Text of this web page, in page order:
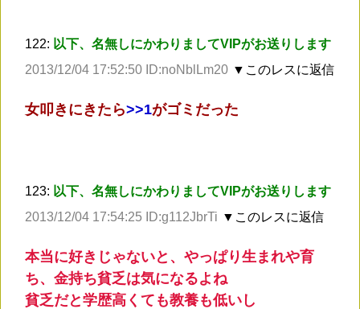
122: 以下、名無しにかわりましてVIPがお送りします
2013/12/04 17:52:50 ID:noNblLm20 ▼このレスに返信
女叩きにきたら>>1がゴミだった
123: 以下、名無しにかわりましてVIPがお送りします
2013/12/04 17:54:25 ID:g112JbrTi ▼このレスに返信
本当に好きじゃないと、やっぱり生まれや育
ち、金持ち貧乏は気になるよね
貧乏だと学歴高くても教養も低いし